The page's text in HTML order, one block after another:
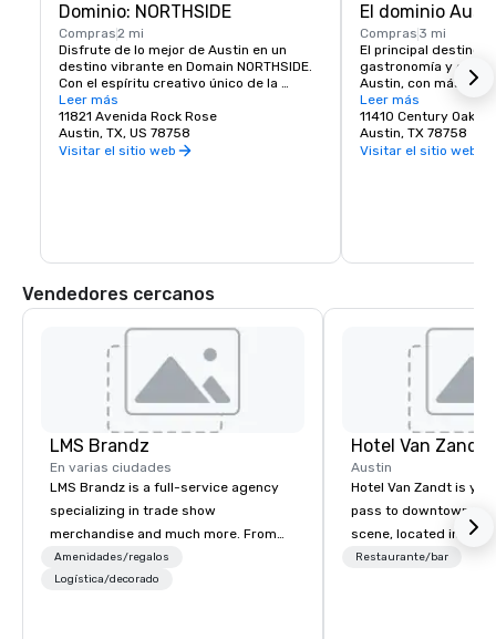
Dominio: NORTHSIDE
Compras2 mi
Disfrute de lo mejor de Austin en un
destino vibrante en Domain NORTHSIDE.
Con el espíritu creativo único de la
ciudad, Domain NORTHSIDE invita a los
visitantes a pasar el día y la noche
explorando elegantes tiendas,
saboreando restaurantes excepcionales,
Leer más
11821 Avenida Rock Rose
Austin, TX, US 78758
Visitar el sitio web
El dominio
Compras 3 mi
El principal destino
gastronomía y
Austin, con más de
restaurantes.
Leer más
11410 Century Oaks
Austin, TX 78758
Visitar el sitio web
Vendedores cercanos
LMS Brandz
En varias ciudades
LMS Brandz is a full-service agency
specializing in trade show
merchandise and much more. From
booth giveaways and branded apparel
to executive gifting, displays,
Amenidades/regalos
Logística/decorado
Hotel Van Zandt
Austin
Hotel Van Zandt is
pass to downtown
scene, located in the
Rainey Street District.
Restaurante/bar